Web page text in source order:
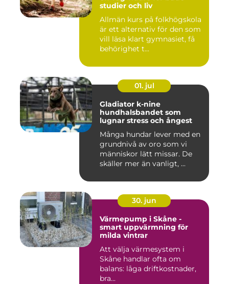
studier och liv
Allmän kurs på folkhögskola
är ett alternativ för den som
vill läsa klart gymnasiet, få
behörighet t...
01. jul
Gladiator k-nine
hundhalsbandet som
lugnar stress och ångest
Många hundar lever med en
grundnivå av oro som vi
människor lätt missar. De
skäller mer än vanligt, ...
30. jun
Värmepump i Skåne -
smart uppvärmning för
milda vintrar
Att välja värmesystem i
Skåne handlar ofta om
balans: låga driftkostnader,
bra...